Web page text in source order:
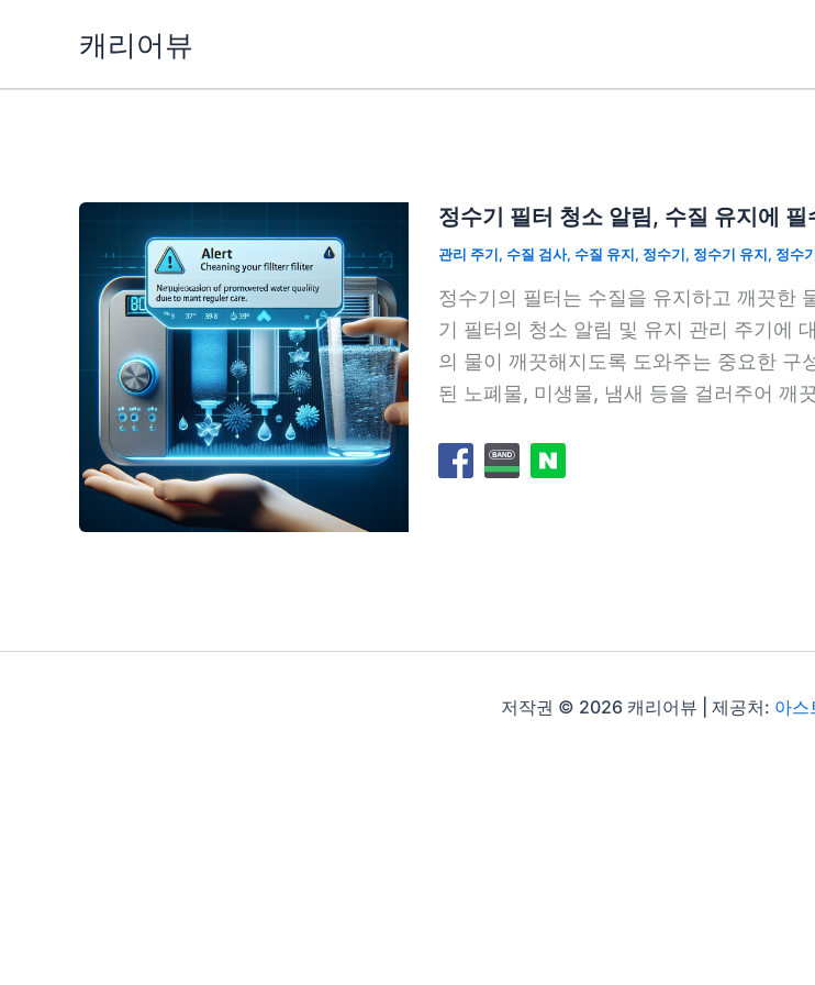
캐리어뷰
정수기 필터 청소 알림, 수질 유지에 필
관리 주기, 수질 검사, 수질 유지, 정수기, 정수기 유지, 정수
정수기의 필터는 수질을 유지하고 깨끗한
기 필터의 청소 알림 및 유지 관리 주기에
의 물이 깨끗해지도록 도와주는 중요한
된 노폐물, 미생물, 냄새 등을 걸러주어
저작권 © 2026 캐리어뷰 | 제공처: 아스